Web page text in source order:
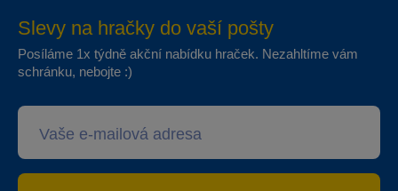
Slevy na hračky do vaší pošty
Posíláme 1x týdně akční nabídku hraček. Nezahltíme vám
schránku, nebojte :)